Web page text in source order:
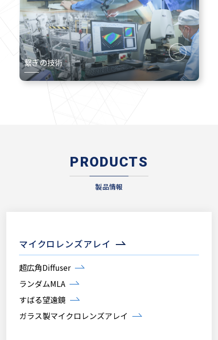
繋ぎの技術
PRODUCTS
製品情報
マイクロレンズアレイ
超広角Diffuser
ランダムMLA
すばる望遠鏡
ガラス製マイクロレンズアレイ